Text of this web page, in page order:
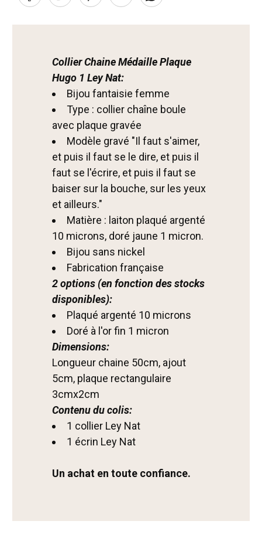
Collier Chaine Médaille Plaque
Hugo 1 Ley Nat:
Bijou fantaisie femme
Type : collier chaîne boule
avec plaque gravée
Modèle gravé "Il faut s'aimer,
et puis il faut se le dire, et puis il
faut se l'écrire, et puis il faut se
baiser sur la bouche, sur les yeux
et ailleurs."
Matière : laiton plaqué argenté
10 microns, doré jaune 1 micron.
Bijou sans nickel
Fabrication française
2 options (en fonction des stocks
disponibles):
Plaqué argenté 10 microns
Doré à l'or fin 1 micron
Dimensions:
Longueur chaine 50cm, ajout
5cm, plaque rectangulaire
3cmx2cm
Contenu du colis:
1 collier Ley Nat
1 écrin Ley Nat
Un achat en toute confiance.